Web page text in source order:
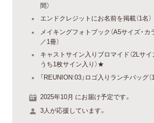
間）
エンドクレジットにお名前を掲載（1名）
メイキングフォトブック（A5サイズ・
／1冊）
キャストサイン入りブロマイド（2Lサイ
うち1枚サイン入り）★
「REUNION:03」ロゴ入りランチバッグ（1
2025年10月 にお届け予定です。
3人が応援しています。